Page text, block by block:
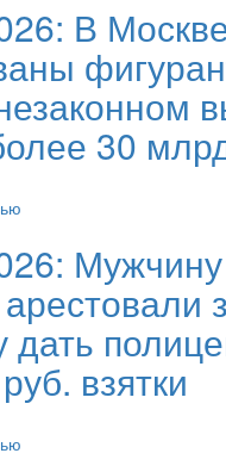
В
30
дать
взятки